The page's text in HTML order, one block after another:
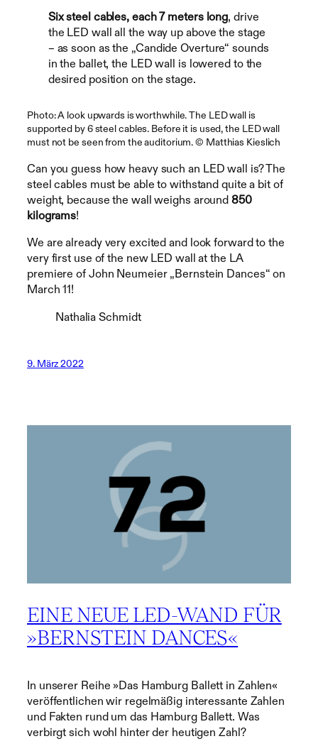
Six steel cables, each 7 meters long, drive
the LED wall all the way up above the stage
– as soon as the „Candide Overture“ sounds
in the ballet, the LED wall is lowered to the
desired position on the stage.
Photo: A look upwards is worthwhile. The LED wall is
supported by 6 steel cables. Before it is used, the LED wall
must not be seen from the auditorium. © Matthias Kieslich
Can you guess how heavy such an LED wall is? The
steel cables must be able to withstand quite a bit of
weight, because the wall weighs around850
kilograms!
We are already very excited and look forward to the
very first use of the new LED wall at the LA
premiere of John Neumeier „Bernstein Dances“ on
March 11!
Nathalia Schmidt
9. März 2022
EINE NEUE LED-WAND FÜR
»BERNSTEIN DANCES«
In unserer Reihe »Das Hamburg Ballett in Zahlen«
veröffentlichen wir regelmäßig interessante Zahlen
und Fakten rund um das Hamburg Ballett. Was
verbirgt sich wohl hinter der heutigen Zahl?